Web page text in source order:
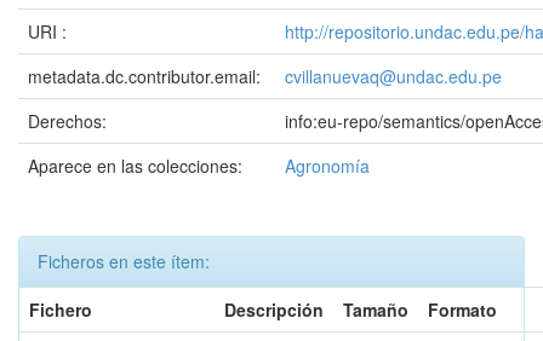
URI :
http://repositorio.undac.edu.pe/
metadata.dc.contributor.email:
cvillanuevaq@undac.edu.pe
Derechos:
info:eu-repo/semantics/
Aparece en las colecciones:
Agronomía
Ficheros en este ítem:
Fichero
Descripción Tamaño
Formato